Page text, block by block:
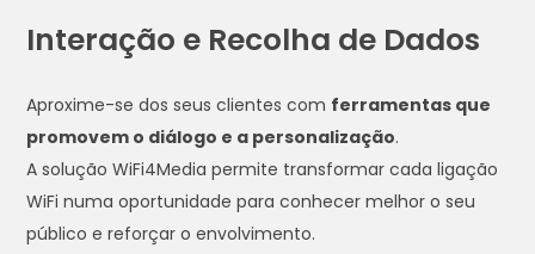
Interação e Recolha de Dados
Aproxime-se dos seus clientes com ferramentas que
promovem o diálogo e a personalização.
A solução WiFi4Media permite transformar cada ligação
WiFi numa oportunidade para conhecer melhor o seu
público e reforçar o envolvimento.